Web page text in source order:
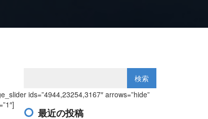
ids=”4944,23254,3167″ arrows=”hide”
最近の投稿